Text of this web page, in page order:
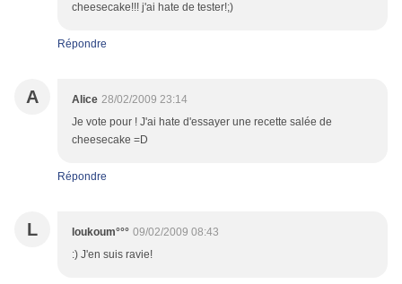
cheesecake!!! j'ai hate de tester!;)
Répondre
A Alice 28/02/2009 23:14
Je vote pour ! J'ai hate d'essayer une recette salée de
cheesecake =D
Répondre
L loukoum°°° 09/02/2009 08:43
:) J'en suis ravie!